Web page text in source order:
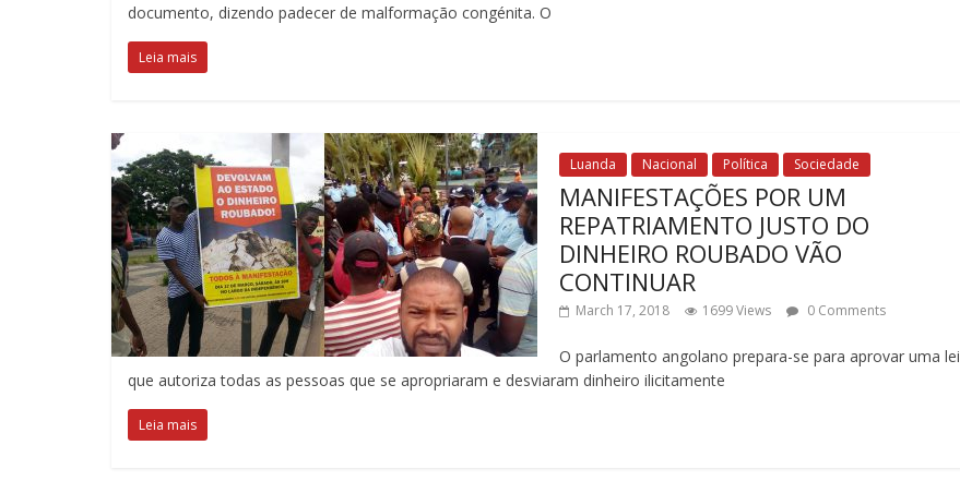
documento, dizendo padecer de malformação congénita. O
Leia mais
Luanda Nacional Política Sociedade
MANIFESTAÇÕES POR UM
REPATRIAMENTO JUSTO DO
DINHEIRO ROUBADO VÃO
CONTINUAR
March 17, 2018 1699 Views 0 Comments
O parlamento angolano prepara-se para aprovar uma lei
que autoriza todas as pessoas que se apropriaram e desviaram dinheiro ilicitamente
Leia mais